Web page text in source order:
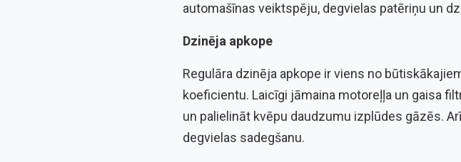
automašīnas veiktspēju, degvielas patēriņu un
Dzinēja apkope
Regulāra dzinēja apkope ir viens no
koeficientu. Laicīgi jāmaina motoreļļa un gaisa
un palielināt kvēpu daudzumu izplūdes gāzēs.
degvielas sadegšanu.